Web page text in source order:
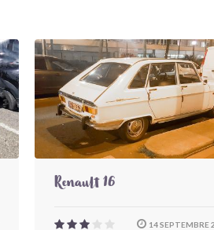
Renault 16
14 SEPTEMBRE